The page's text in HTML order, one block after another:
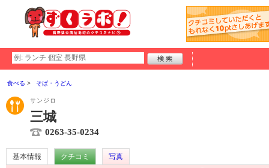
食べる そば・うどん
サンジロ
三城
0263-35-0234
基本情報 クチコミ
写真